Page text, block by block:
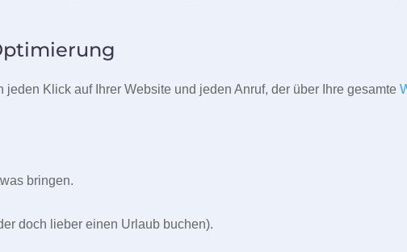
jeden Klick auf Ihrer Website und jeden Anruf, der über Ihre gesamte
bringen.
doch lieber einen Urlaub buchen).